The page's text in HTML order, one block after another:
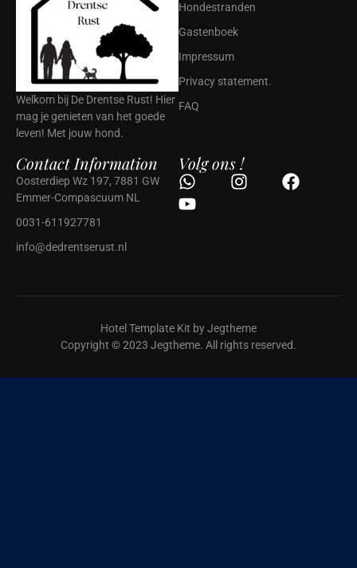
Welkom bij De Drentse Rust! Hier
mag je genieten van het goede
leven! Met jouw hond.
Hondestranden
Gastenboek
Impressum
Privacy statement.
FAQ
Contact Information
Oosterdiep Wz 197, 7881 GW
Emmer-Compascuum NL
0031-611927781
info@dedrentserust.nl
Volg ons !
Hotel Template Kit by Jegtheme
Copyright © 2023 Jegtheme. All rights reserved.